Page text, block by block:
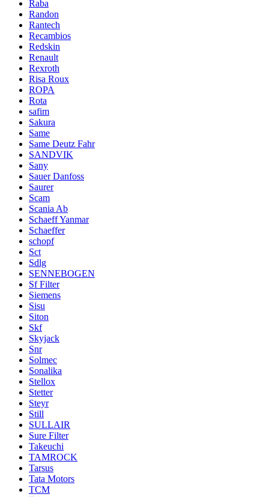
Raba
Randon
Rantech
Recambios
Redskin
Renault
Rexroth
Risa Roux
ROPA
Rota
safim
Sakura
Same
Same Deutz Fahr
SANDVIK
Sany
Sauer Danfoss
Saurer
Scam
Scania Ab
Schaeff Yanmar
Schaeffer
schopf
Sct
Sdlg
SENNEBOGEN
Sf Filter
Siemens
Sisu
Siton
Skf
Skyjack
Snr
Solmec
Sonalika
Stellox
Stetter
Steyr
Still
SULLAIR
Sure Filter
Takeuchi
TAMROCK
Tarsus
Tata Motors
TCM